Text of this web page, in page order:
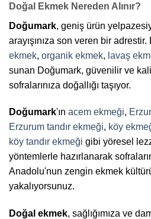
Doğal Ekmek Nereden Alınır?
Doğumark, geniş ürün
arayışınıza son veren bir
ekmek, organik ekmek, lavaş
sunan Doğumark, güvenilir ve
sofralarınıza doğallığı taşıyor.
Doğumark'ın acem ekmeği,
Erzurum tandır ekmeği, köy
köy tandır ekmeği gibi yöresel
yöntemlerle hazırlanarak
Anadolu'nun zengin ekmek
yakalıyorsunuz.
Doğal ekmek, sağlığımıza ve